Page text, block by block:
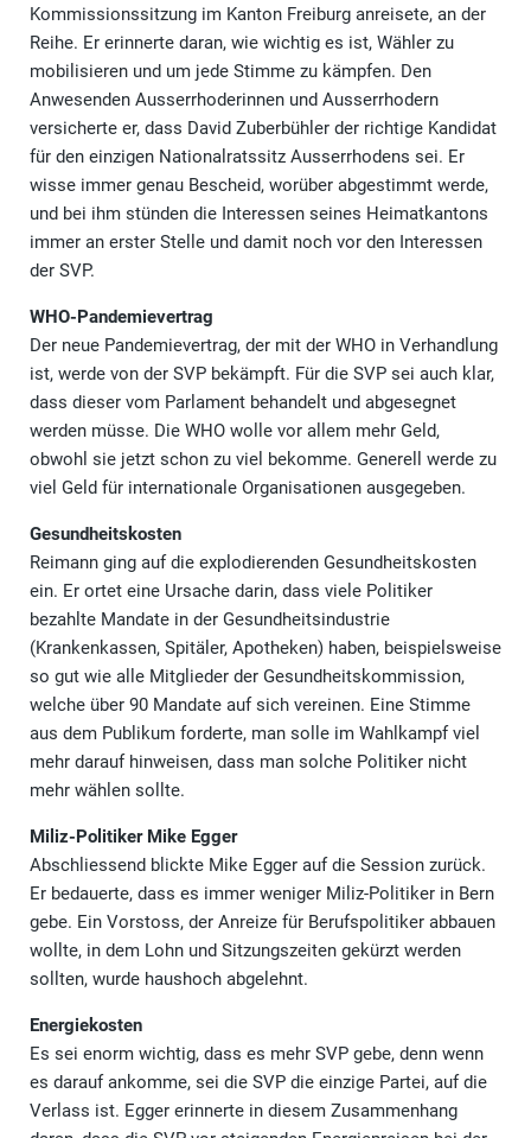
Kommissionssitzung im Kanton Freiburg anreisete, an der
Reihe. Er erinnerte daran, wie wichtig es ist, Wähler zu
mobilisieren und um jede Stimme zu kämpfen. Den
Anwesenden Ausserrhoderinnen und Ausserrhodern
versicherte er, dass David Zuberbühler der richtige Kandidat
für den einzigen Nationalratssitz Ausserrhodens sei. Er
wisse immer genau Bescheid, worüber abgestimmt werde,
und bei ihm stünden die Interessen seines Heimatkantons
immer an erster Stelle und damit noch vor den Interessen
der SVP.
WHO-Pandemievertrag
Der neue Pandemievertrag, der mit der WHO in Verhandlung
ist, werde von der SVP bekämpft. Für die SVP sei auch klar,
dass dieser vom Parlament behandelt und abgesegnet
werden müsse. Die WHO wolle vor allem mehr Geld,
obwohl sie jetzt schon zu viel bekomme. Generell werde zu
viel Geld für internationale Organisationen ausgegeben.
Gesundheitskosten
Reimann ging auf die explodierenden Gesundheitskosten
ein. Er ortet eine Ursache darin, dass viele Politiker
bezahlte Mandate in der Gesundheitsindustrie
(Krankenkassen, Spitäler, Apotheken) haben, beispielsweise
so gut wie alle Mitglieder der Gesundheitskommission,
welche über 90 Mandate auf sich vereinen. Eine Stimme
aus dem Publikum forderte, man solle im Wahlkampf viel
mehr darauf hinweisen, dass man solche Politiker nicht
mehr wählen sollte.
Miliz-Politiker Mike Egger
Abschliessend blickte Mike Egger auf die Session zurück.
Er bedauerte, dass es immer weniger Miliz-Politiker in Bern
gebe. Ein Vorstoss, der Anreize für Berufspolitiker abbauen
wollte, in dem Lohn und Sitzungszeiten gekürzt werden
sollten, wurde haushoch abgelehnt.
Energiekosten
Es sei enorm wichtig, dass es mehr SVP gebe, denn wenn
es darauf ankomme, sei die SVP die einzige Partei, auf die
Verlass ist. Egger erinnerte in diesem Zusammenhang